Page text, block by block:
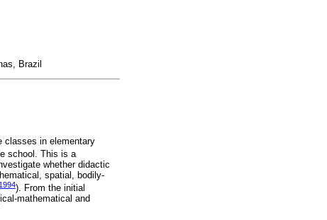
Brazil
classes in elementary
school. This is a
whether didactic
spatial, bodily-
). From the initial
mathematical and